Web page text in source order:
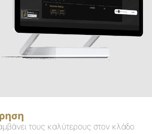
τους καλύτερους στον κλάδο